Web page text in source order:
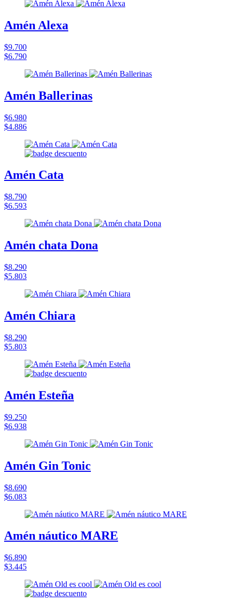
Amén Alexa
$9.700
$6.790
Amén Ballerinas
$6.980
$4.886
Amén Cata
$8.790
$6.593
Amén chata Dona
$8.290
$5.803
Amén Chiara
$8.290
$5.803
Amén Esteña
$9.250
$6.938
Amén Gin Tonic
$8.690
$6.083
Amén náutico MARE
$6.890
$3.445